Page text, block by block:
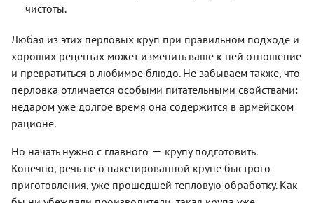
чистоты.
Любая из этих перловых круп при правильном подходе и
хороших рецептах может изменить ваше к ней отношение
и превратиться в любимое блюдо. Не забываем также, что
перловка отличается особыми питательными свойствами:
недаром уже долгое время она содержится в армейском
рационе.
Но начать нужно с главного — крупу подготовить.
Конечно, речь не о пакетированной крупе быстрого
приготовления, уже прошедшей тепловую обработку. Как